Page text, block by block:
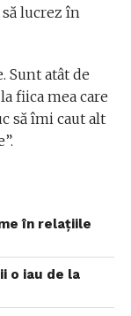
lucrez în
Sunt atât de
fiica mea care
să îmi caut alt
în relațiile
o iau de la